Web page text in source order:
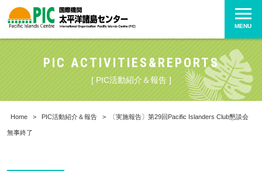
MENU
PIC ACTIVITIES&REPORTS
[ PIC活動紹介＆報告 ]
Home > PIC活動紹介＆報告 > 〔実施報告〕第29回Pacific Islanders Club懇談会
無事終了